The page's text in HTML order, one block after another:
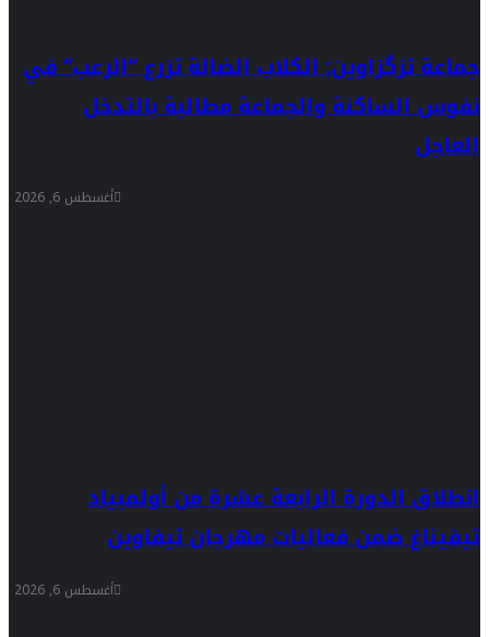
جماعة تزگزاوين: الكلاب الضالة تزرع “الرعب” في
نفوس الساكنة والجماعة مطالبة بالتدخل
العاجل
أغسطس 6, 2026
انطلاق الدورة الرابعة عشرة من أولمبياد
تيفيناغ ضمن فعاليات مهرجان تيفاوين
أغسطس 6, 2026